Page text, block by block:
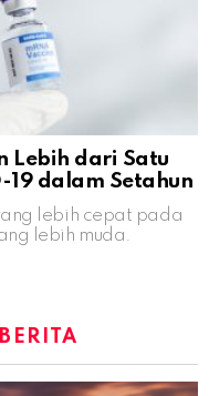
Lebih dari Satu
19 dalam Setahun
lebih cepat pada
lebih muda.
BERITA